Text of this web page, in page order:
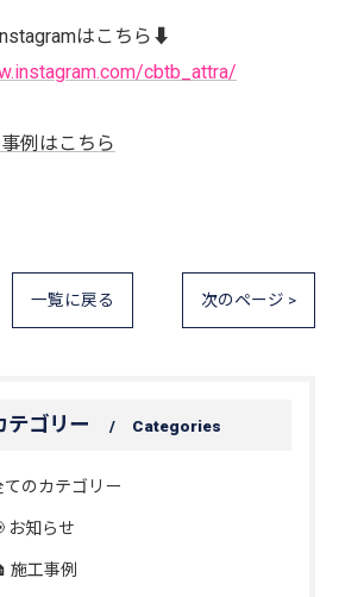
はこちら⬇️
cbtb_attra/
例はこちら
一覧に戻る 次のページ >
テゴリー Categories
てのカテゴリー
お知らせ
施工事例